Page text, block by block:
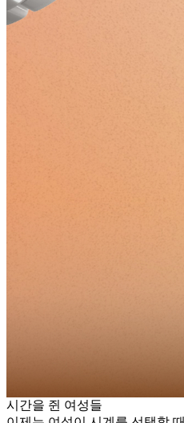
시간을 쥔 여성들